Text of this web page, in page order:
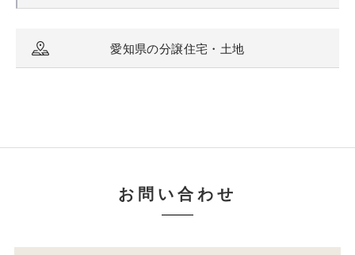
愛知県の分譲住宅・土地
お問い合わせ